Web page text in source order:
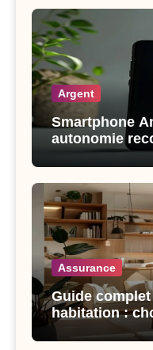
Argent
Smartphone
autonomie
Assurance
Guide
habitation :